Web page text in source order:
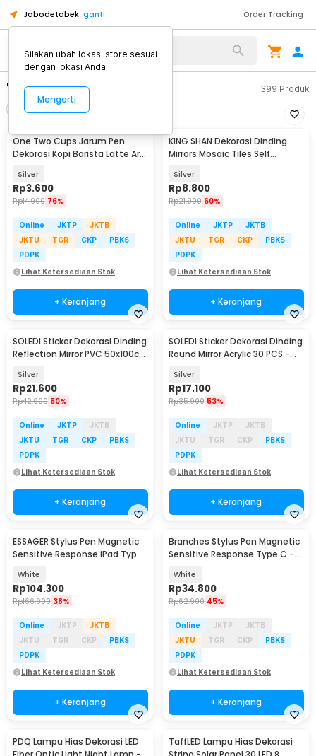
Jabodetabek ganti Order Tracking
"pen dekorasi" 399 Produk
Urutkan
One Two Cups Jarum Pen
Dekorasi Kopi Barista Latte Art
Silver
Rp3.600
Rp14.900 76%
Online JKTP
JKTB
JKTU
TGR CKP
PBKS
PDPK
Lihat Ketersediaan Stok
+ Keranjang
KING SHAN Dekorasi Dinding
Mirrors Mosaic Tiles Self
Silver
Rp8.800
Rp21.900 60%
Online JKTP
JKTB
JKTU
TGR CKP
PBKS
PDPK
Lihat Ketersediaan Stok
+ Keranjang
SOLEDI Sticker Dekorasi Dinding
Reflection Mirror PVC 50x100cm
Silver
Rp21.600
Rp42.900 50%
Online JKTP
JKTB
JKTU
TGR CKP
PBKS
PDPK
Lihat Ketersediaan Stok
+ Keranjang
SOLEDI Sticker Dekorasi Dinding
Round Mirror Acrylic 30 PCS -
Silver
Rp17.100
Rp35.900 53%
Online JKTP
JKTB
JKTU
TGR CKP
PBKS
PDPK
Lihat Ketersediaan Stok
+ Keranjang
ESSAGER Stylus Pen Magnetic
Sensitive Response iPad Type
White
Rp104.300
Rp166.900 38%
Online JKTP
JKTB
JKTU
TGR CKP
PBKS
PDPK
Lihat Ketersediaan Stok
+ Keranjang
Branches Stylus Pen Magnetic
Sensitive Response Type C -
White
Rp34.800
Rp62.900 45%
Online JKTP
JKTB
JKTU
TGR CKP
PBKS
PDPK
Lihat Ketersediaan Stok
+ Keranjang
PDQ Lampu Hias Dekorasi LED
TaffLED Lampu Hias Dekorasi
Silakan ubah lokasi store sesuai
dengan lokasi Anda.
Mengerti